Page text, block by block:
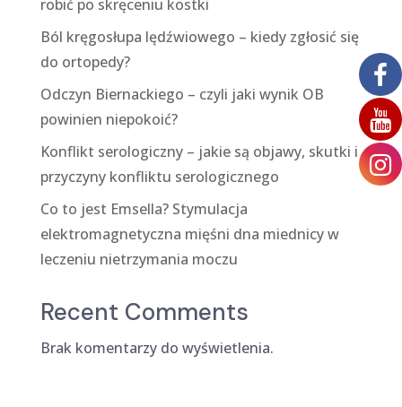
robić po skręceniu kostki
Ból kręgosłupa lędźwiowego – kiedy zgłosić się
do ortopedy?
Odczyn Biernackiego – czyli jaki wynik OB
powinien niepokoić?
Konflikt serologiczny – jakie są objawy, skutki i
przyczyny konfliktu serologicznego
Co to jest Emsella? Stymulacja
elektromagnetyczna mięśni dna miednicy w
leczeniu nietrzymania moczu
Recent Comments
Brak komentarzy do wyświetlenia.